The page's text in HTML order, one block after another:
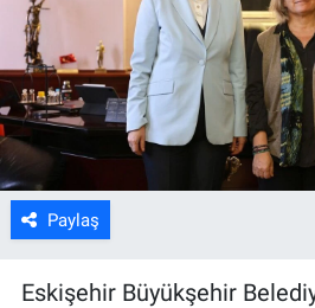
Paylaş
Eskişehir Büyükşehir